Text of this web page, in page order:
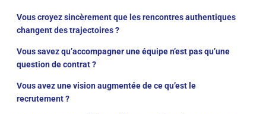
Vous croyez sincèrement que les rencontres authentiques
changent des trajectoires ?
Vous savez qu’accompagner une équipe n’est pas qu’une
question de contrat ?
Vous avez une vision augmentée de ce qu’est le
recrutement ?